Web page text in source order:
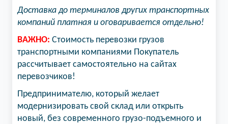
Доставка до терминалов других транспортных
компаний платная и оговаривается отдельно!
ВАЖНО: Стоимость перевозки грузов
транспортными компаниями Покупатель
рассчитывает самостоятельно на сайтах
перевозчиков!
Предпринимателю, который желает
модернизировать свой склад или открыть
новый, без современного грузо-подъемного и